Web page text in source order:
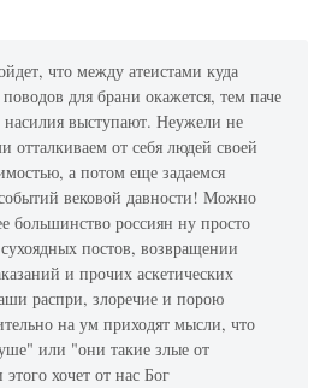
что между атеистами куда
для брани окажется, тем паче
выступают. Неужели не
отталкиваем от себя людей своей
а потом еще задаемся
вековой давности! Можно
большинство россиян ну просто
постов, возвращении
и прочих аскетических
распри, злоречие и порою
на ум приходят мысли, что
или "они такие злые от
хочет от нас Бог